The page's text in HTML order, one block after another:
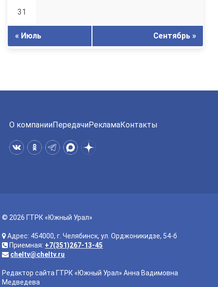
31
« Июль Сентябрь »
О компанииПередачиРекламаКонтакты
© 2026 ГТРК «Южный Урал»
Адрес: 454000, г. Челябинск, ул. Орджоникидзе, 54-б
Приемная: +7(351)267-13-45
cheltv@cheltv.ru
Редактор сайта ГТРК «Южный Урал» Анна Вадимовна
Медведева